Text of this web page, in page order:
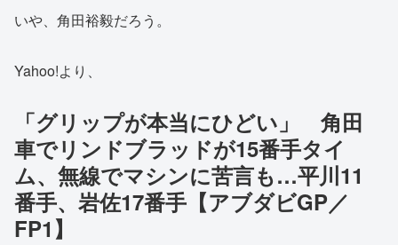
いや、角田裕毅だろう。
Yahoo!より、
「グリップが本当にひどい」 角田
車でリンドブラッドが15番手タイ
ム、無線でマシンに苦言も…平川11
番手、岩佐17番手【アブダビGP／
FP1】